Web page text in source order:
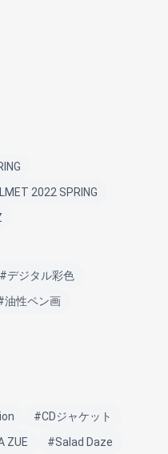
2022 SPRING
#デジタル彩色
油性ペン画
#CDジャケット
ZUE
#Salad Daze